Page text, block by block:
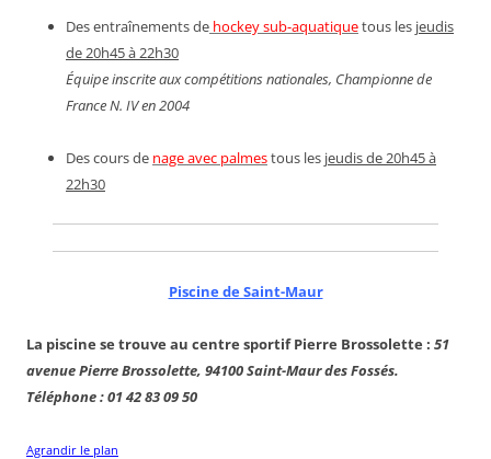
Des entraînements de hockey sub-aquatiquetous les jeudis
de 20h45 à 22h30
Équipe inscrite aux compétitions nationales, Championne de
France N. IV en 2004
Des cours de nage avec palmestous les jeudis de 20h45 à
22h30
Piscine de Saint-Maur
La piscine se trouve au centre sportif Pierre Brossolette : 51
avenue Pierre Brossolette, 94100 Saint-Maur des Fossés.
Téléphone : 01 42 83 09 50
Agrandir le plan